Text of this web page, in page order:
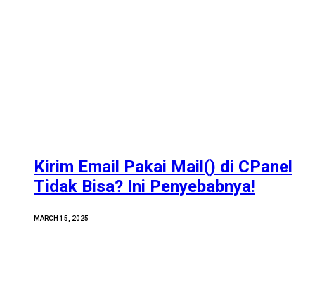
Kirim Email Pakai Mail() di CPanel
Tidak Bisa? Ini Penyebabnya!
MARCH 15, 2025